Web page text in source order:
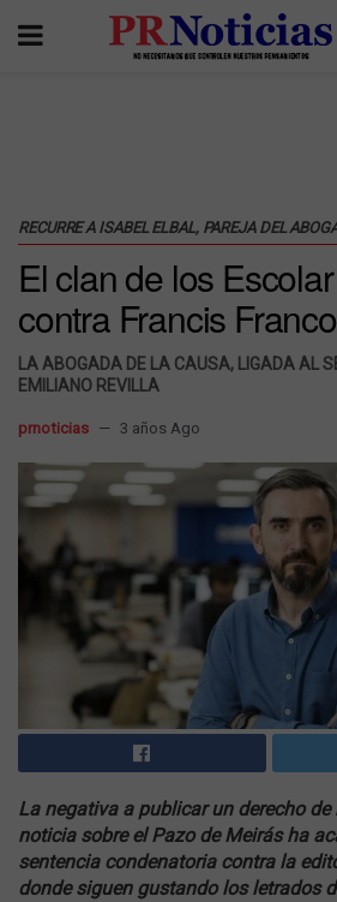
RECURRE A ISABEL ELBAL, PAREJA DEL
El clan de los
contra Francis Franco
LA ABOGADA DE LA CAUSA, LIGADA AL
EMILIANO REVILLA
prnoticias 3 años Ago
La negativa a publicar un derecho
noticia sobre el Pazo de Meirás ha
sentencia condenatoria contra la
donde siguen gustando los letrados